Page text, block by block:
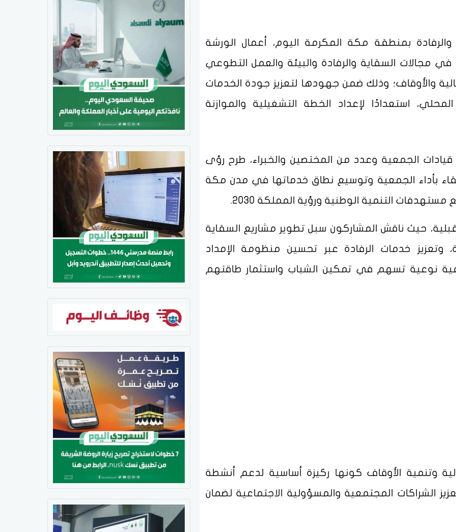
بمنطقة مكة المكرمة اليوم، أعمال الورشة
في مجالات السقاية والرفادة والبيئة والعمل التطوعي
والأوقاف؛ وذلك ضمن جهودها لتعزيز جودة الخدمات
استعدادًا لإعداد الخطة التشغيلية والموازنة
الجمعية وعدد من المختصين والخبراء، طرح رؤى
بأداء الجمعية وتوسيع نطاق خدماتها في مدن مكة
التنمية الوطنية ورؤية المملكة 2030.
حيث ناقش المشاركون سبل تطوير مشاريع السقاية
وتعزيز خدمات الرفادة عبر تحسين منظومة الإمداد
نوعية تسهم في تمكين الشباب واستثمار طاقتهم
وتنمية الأوقاف كونها ركيزة أساسية لدعم أنشطة
الشراكات المجتمعية والمسؤولية الاجتماعية لضمان